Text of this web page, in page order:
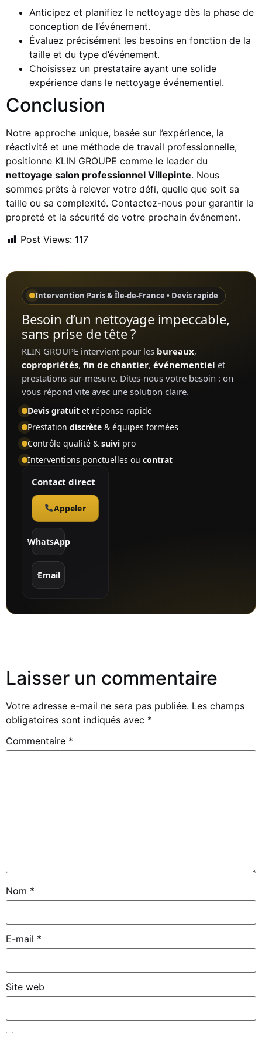
Anticipez et planifiez le nettoyage dès la phase de
conception de l’événement.
Évaluez précisément les besoins en fonction de la
taille et du type d’événement.
Choisissez un prestataire ayant une solide
expérience dans le nettoyage événementiel.
Conclusion
Notre approche unique, basée sur l’expérience, la
réactivité et une méthode de travail professionnelle,
positionne KLIN GROUPE comme le leader du
nettoyage salon professionnel Villepinte. Nous
sommes prêts à relever votre défi, quelle que soit sa
taille ou sa complexité. Contactez-nous pour garantir la
propreté et la sécurité de votre prochain événement.
Post Views: 117
Intervention Paris & Île-de-France • Devis rapide
Besoin d’un nettoyage impeccable,
sans prise de tête ?
KLIN GROUPE intervient pour les bureaux,
copropriétés, fin de chantier, événementiel et
prestations sur-mesure. Dites-nous votre besoin : on
vous répond vite avec une solution claire.
Devis gratuit et réponse rapide
Prestation discrète & équipes formées
Contrôle qualité & suivi pro
Interventions ponctuelles ou contrat
Contact direct
Appeler
WhatsApp
Email
Laisser un commentaire
Votre adresse e-mail ne sera pas publiée. Les champs
obligatoires sont indiqués avec *
Commentaire *
Nom *
E-mail *
Site web